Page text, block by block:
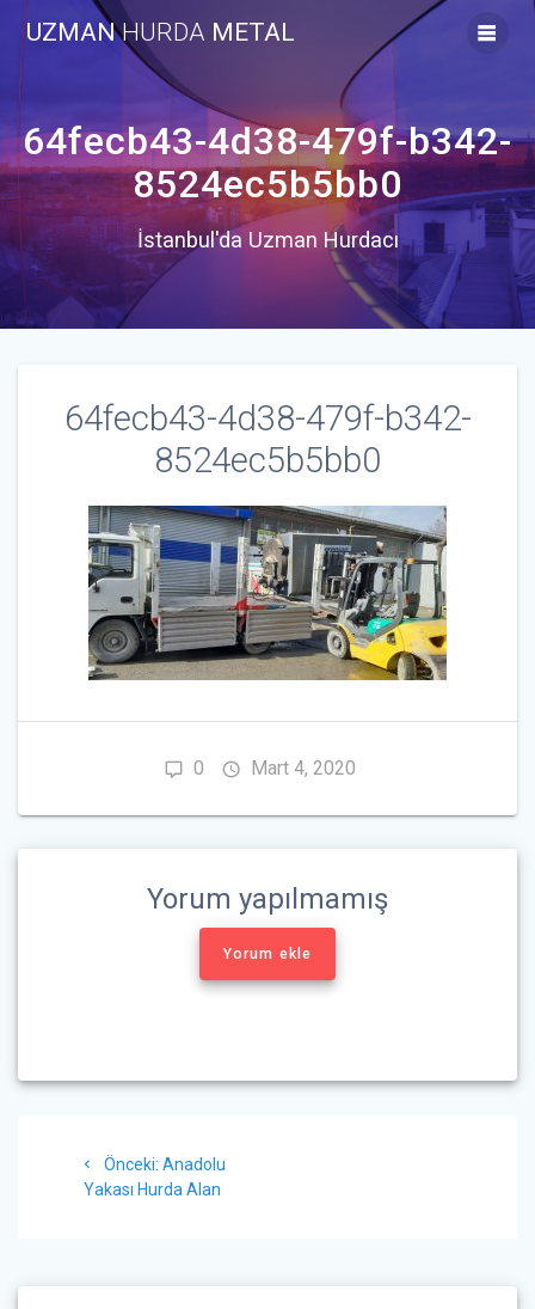
to
UZMANHURDA METAL
64fecb43-4d38-479f-b342-
8524ec5b5bb0
İstanbul'da Uzman Hurdacı
64fecb43-4d38-479f-b342-
8524ec5b5bb0
0 Mart 4, 2020
Yorum yapılmamış
Yorum ekle
gezinmesi
Önceki: Önceki
yazı:
Anadolu
Yakası Hurda Alan